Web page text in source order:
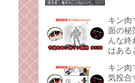
キン肉
面の秘
んな終
はある
キン肉
気投合